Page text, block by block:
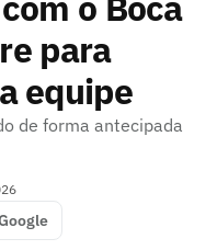
para
equipe
de forma antecipada